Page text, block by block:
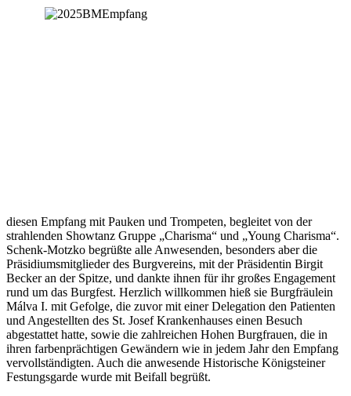
diesen Empfang mit Pauken und Trompeten, begleitet von der
strahlenden Showtanz Gruppe „Charisma“ und „Young Charisma“.
Schenk-Motzko begrüßte alle Anwesenden, besonders aber die
Präsidiumsmitglieder des Burgvereins, mit der Präsidentin Birgit
Becker an der Spitze, und dankte ihnen für ihr großes Engagement
rund um das Burgfest. Herzlich willkommen hieß sie Burgfräulein
Málva I. mit Gefolge, die zuvor mit einer Delegation den Patienten
und Angestellten des St. Josef Krankenhauses einen Besuch
abgestattet hatte, sowie die zahlreichen Hohen Burgfrauen, die in
ihren farbenprächtigen Gewändern wie in jedem Jahr den Empfang
vervollständigten. Auch die anwesende Historische Königsteiner
Festungsgarde wurde mit Beifall begrüßt.